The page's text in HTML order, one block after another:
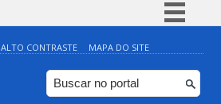
Simplifique!
Comunica BR
Participe
ALTO CONTRASTE MAPA DO SITE